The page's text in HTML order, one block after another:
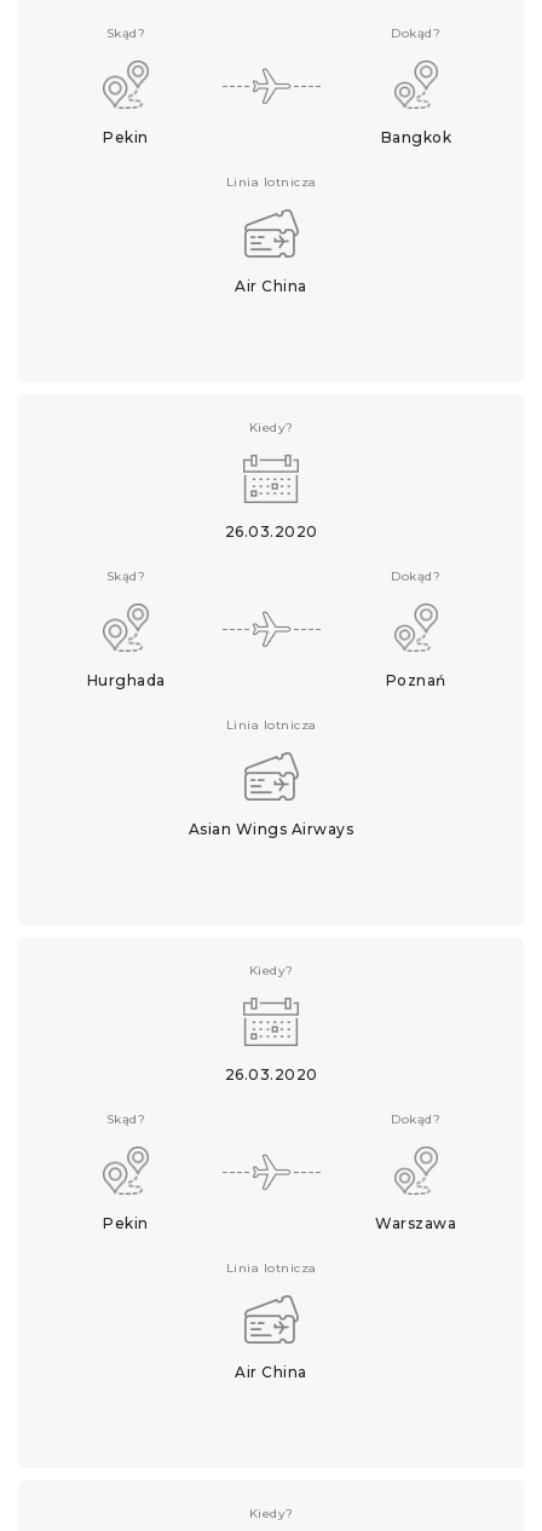
Skąd?
Pekin
Dokąd?
Bangkok
Linia lotnicza
Air China
Kiedy?
26.03.2020
Skąd?
Hurghada
Dokąd?
Poznań
Linia lotnicza
Asian Wings Airways
Kiedy?
26.03.2020
Skąd?
Pekin
Dokąd?
Warszawa
Linia lotnicza
Air China
Kiedy?